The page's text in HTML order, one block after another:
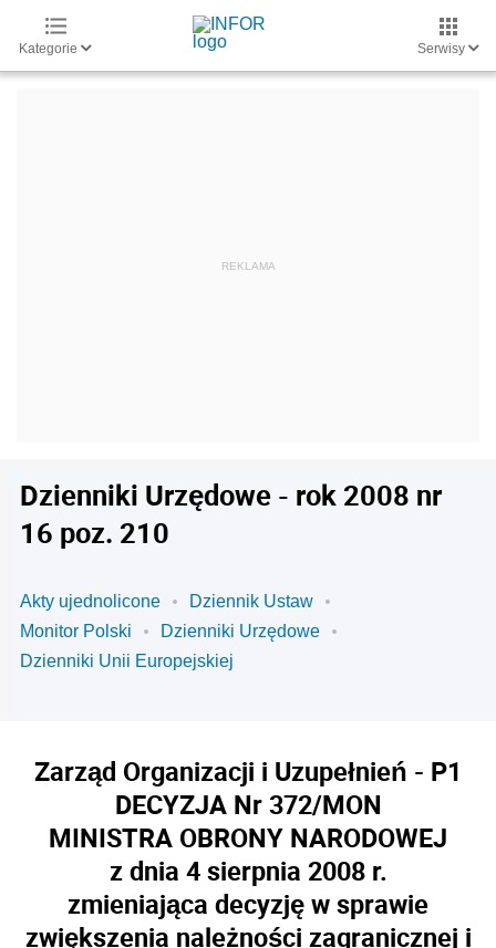
Kategorie Serwisy
Dzienniki Urzędowe - rok 2008 nr
16 poz. 210
Akty ujednolicone
Dziennik Ustaw
Monitor Polski
Dzienniki Urzędowe
Dzienniki Unii Europejskiej
Zarząd Organizacji i Uzupełnień - P1
DECYZJA Nr 372/MON
MINISTRA OBRONY NARODOWEJ
z dnia 4 sierpnia 2008 r.
zmieniająca decyzję w sprawie
zwiększenia należności zagranicznej i